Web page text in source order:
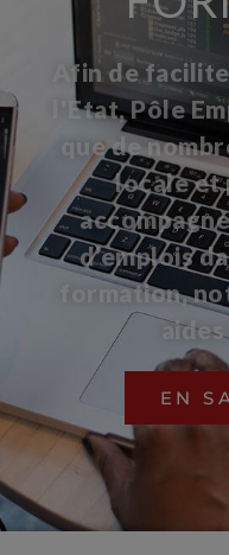
Afin de
l'Etat, Pôle
que de
locale et
d’emplois
formation,
EN